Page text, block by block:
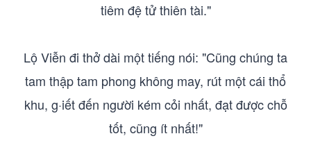
tiêm đệ tử thiên tài."
Lộ Viễn đi thở dài một tiếng nói: "Cũng chúng ta
tam thập tam phong không may, rút một cái thổ
khu, g·iết đến người kém cỏi nhất, đạt được chỗ
tốt, cũng ít nhất!"